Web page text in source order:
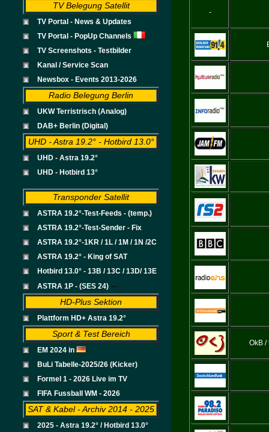
TV Belegung Satellit
TV Portal - News & Updates
TV Portal - PopUp Channels
TV Screenshots - Testbilder
Kanal / Service Scan
Newsbox - Events 2013-2026
Radio Belegung Berlin
UKW Terristrisch (Analog)
DAB+ Berlin (Digital)
UHD - Astra 19.2° - Hotbird 13.0°
UHD - Astra 19.2°
UHD - Hotbird 13°
Transponder Satellit
ASTRA 19.2°-Test-Feeds - (temp.)
ASTRA 19.2°-Test-Sender - Fix
ASTRA 19.2°-1KR / 1L / 1M / 1N /2C
ASTRA 19.2° - King of SAT
Hotbird 13.0° - 13B / 13C / 13D/ 13E
ASTRA 1P - (SES 24) --
HD-Plus Sektion
Plattform HD+ Astra 19.2°
Sport & Test Bereich
EM 2024 in
BuLi Tabelle-2025/26 (Kicker)
Formel 1 - 2026 Live im TV
FIFA Fussball WM - 2026
SAT & Kabel - Archiv 2014 - 2025
2025 - Astra 19.2° / Hotbird 13.0°
-
OkB /